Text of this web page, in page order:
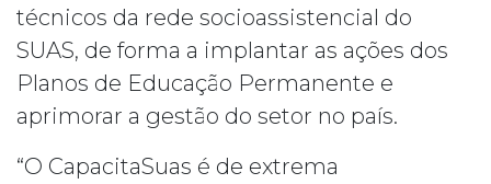
técnicos da rede socioassistencial do
SUAS, de forma a implantar as ações dos
Planos de Educação Permanente e
aprimorar a gestão do setor no país.
“O CapacitaSuas é de extrema